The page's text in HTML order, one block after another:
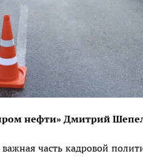
нефти» Дмитрий
часть кадровой